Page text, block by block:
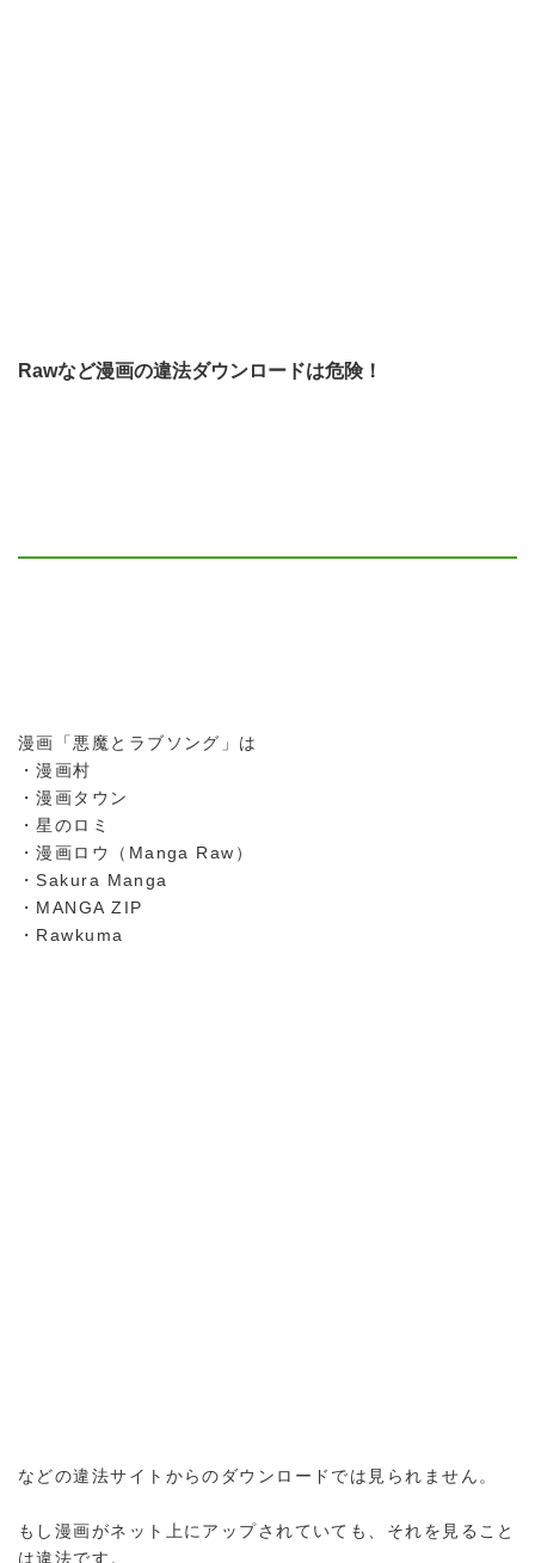
Rawなど漫画の違法ダウンロードは危険！
漫画「悪魔とラブソング」は
・漫画村
・漫画タウン
・星のロミ
・漫画ロウ（Manga Raw）
・Sakura Manga
・MANGA ZIP
・Rawkuma
などの違法サイトからのダウンロードでは見られません。
もし漫画がネット上にアップされていても、それを見ること
は違法です。